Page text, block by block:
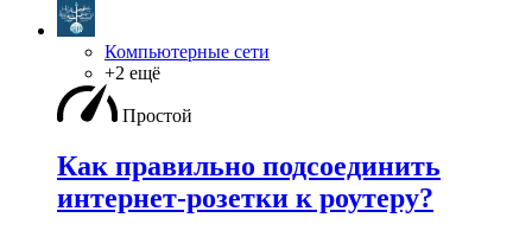
Компьютерные сети
+2 ещё
Простой
Как правильно подсоединить
интернет-розетки к роутеру?